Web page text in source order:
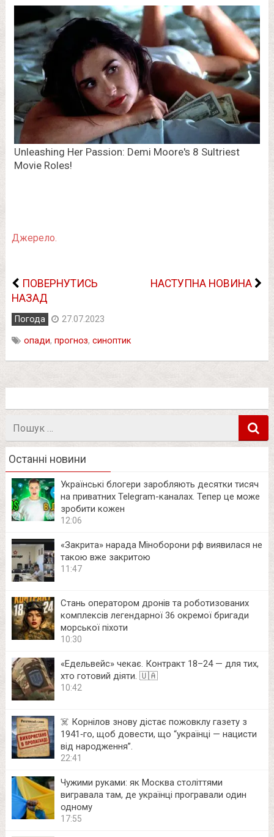
Джерело.
ПОВЕРНУТИСЬ
НАЗАД
НАСТУПНА НОВИНА
Погода 27.07.2023
опади, прогноз, синоптик
Останні новини
Українські блогери заробляють десятки тисяч
на приватних Telegram-каналах. Тепер це може
зробити кожен
12:06
«Закрита» нарада Міноборони рф виявилася не
такою вже закритою
11:47
Стань оператором дронів та роботизованих
комплексів легендарної 36 окремої бригади
морської піхоти
10:30
«Едельвейс» чекає. Контракт 18–24 — для тих,
хто готовий діяти. 🇺🇦
10:42
☠️ Корнілов знову дістає пожовклу газету з
1941‑го, щоб довести, що “українці — нацисти
від народження”.
22:41
Чужими руками: як Москва століттями
вигравала там, де українці програвали один
одному
17:55